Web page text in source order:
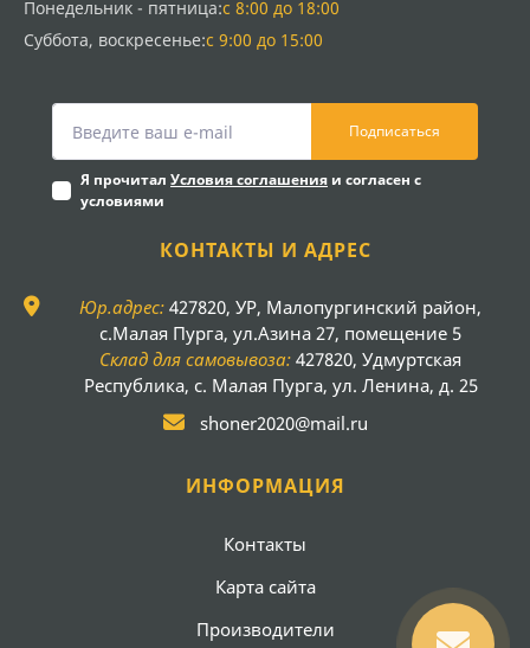
Понедельник - пятница:с 8:00 до 18:00
Суббота, воскресенье:с 9:00 до 15:00
Подписаться
Я прочитал Условия соглашения и согласен с
условиями
КОНТАКТЫ И АДРЕС
Юр.адрес: 427820, УР, Малопургинский район,
с.Малая Пурга, ул.Азина 27, помещение 5
Склад для самовывоза: 427820, Удмуртская
Республика, с. Малая Пурга, ул. Ленина, д. 25
shoner2020@mail.ru
ИНФОРМАЦИЯ
Контакты
Карта сайта
Производители